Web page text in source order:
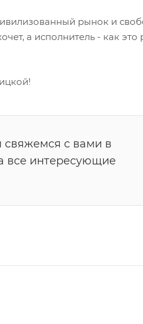
рынок и
а исполнитель - как
свяжемся с вами в
все интересующие